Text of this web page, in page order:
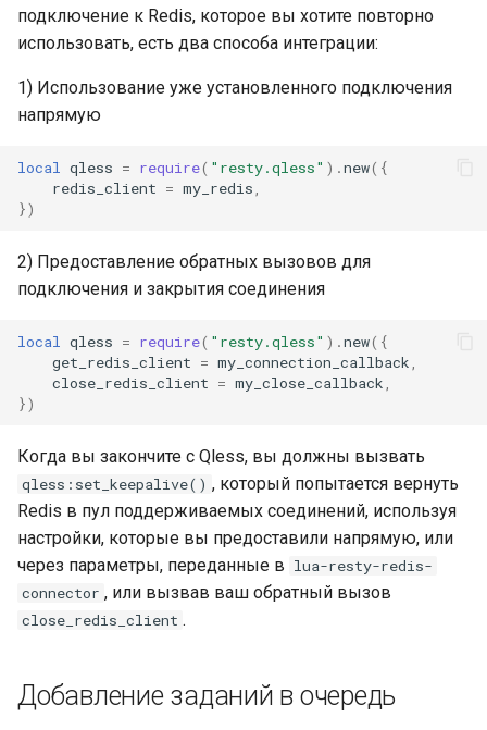
ntlm
otel
pipelog
postgres
proxy-connect
pta
push-stream
rdns
redis-rate-limit
подключение к Redis, которое вы хотите повторно
использовать, есть два способа интеграции:
1) Использование уже установленного подключения
напрямую
local qless = require( "resty.qless" ).new({
redis_client = my_redis
})
2) Предоставление обратных вызовов для
подключения и закрытия соединения
local qless = require( "resty.qless" ).new({
get_redis_client = my_connection_callback
close_redis_client = my_close_callback
})
Когда вы закончите с Qless, вы должны вызвать
qless:set_keepalive() , который попытается вернуть
Redis в пул поддерживаемых соединений, используя
настройки, которые вы предоставили напрямую, или
через параметры, переданные в lua-resty-redis-
connector , или вызвав ваш обратный вызов
close_redis_client .
Добавление заданий в очередь